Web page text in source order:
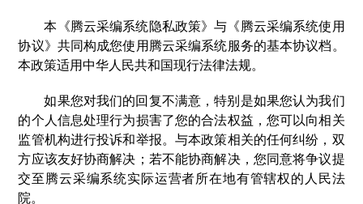
本《腾云采编系统隐私政策》与《腾云采编系统使用
协议》共同构成您使用腾云采编系统服务的基本协议档。
本政策适用中华人民共和国现行法律法规。
如果您对我们的回复不满意，特别是如果您认为我们
的个人信息处理行为损害了您的合法权益，您可以向相关
监管机构进行投诉和举报。与本政策相关的任何纠纷，双
方应该友好协商解决；若不能协商解决，您同意将争议提
交至腾云采编系统实际运营者所在地有管辖权的人民法
院。